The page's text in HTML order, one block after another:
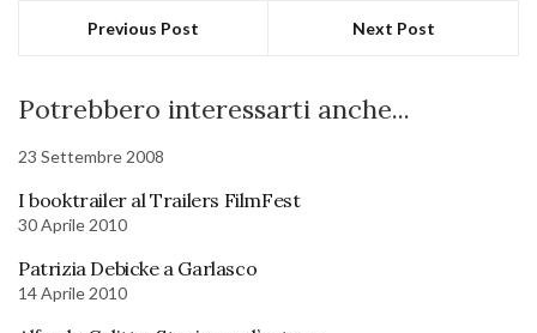
Previous Post Next Post
Potrebbero interessarti anche...
23 Settembre 2008
I booktrailer al Trailers FilmFest
30 Aprile 2010
Patrizia Debicke a Garlasco
14 Aprile 2010